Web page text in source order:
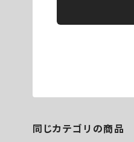
同じカテゴリの商品